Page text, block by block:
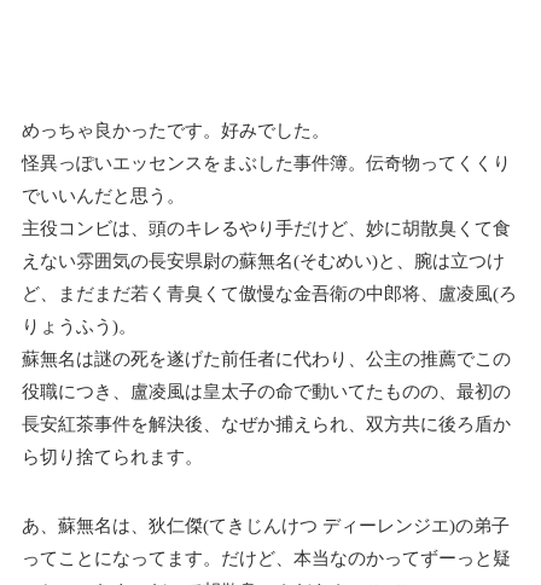
めっちゃ良かったです。好みでした。
怪異っぽいエッセンスをまぶした事件簿。伝奇物ってくくり
でいいんだと思う。
主役コンビは、頭のキレるやり手だけど、妙に胡散臭くて食
えない雰囲気の長安県尉の蘇無名(そむめい)と、腕は立つけ
ど、まだまだ若く青臭くて傲慢な金吾衛の中郎将、盧凌風(ろ
りょうふう)。
蘇無名は謎の死を遂げた前任者に代わり、公主の推薦でこの
役職につき、盧凌風は皇太子の命で動いてたものの、最初の
長安紅茶事件を解決後、なぜか捕えられ、双方共に後ろ盾か
ら切り捨てられます。
あ、蘇無名は、狄仁傑(てきじんけつ ディーレンジエ)の弟子
ってことになってます。だけど、本当なのかってずーっと疑